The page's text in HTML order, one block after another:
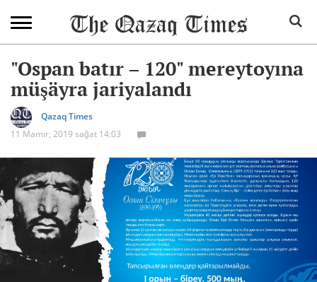
"Ospan batır – 120" mereytoyına
müşäyra jariyalandı
Qazaq Times
11 Mamır, 2019 sağat 14:03